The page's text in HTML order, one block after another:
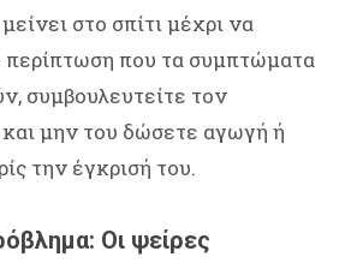
στο σπίτι μέχρι να
περίπτωση που τα συμπτώματα
συμβουλευτείτε τον
και μην του δώσετε αγωγή ή
την έγκρισή του.
Οι ψείρες